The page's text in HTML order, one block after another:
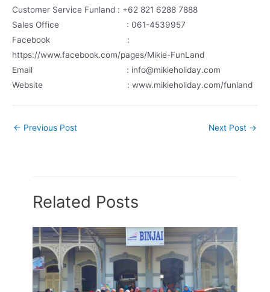
Customer Service Funland : +62 821 6288 7888
Sales Office : 061-4539957
Facebook :
https://www.facebook.com/pages/Mikie-FunLand
Email : info@mikieholiday.com
Website : www.mikieholiday.com/funland
← Previous Post Next Post →
Related Posts